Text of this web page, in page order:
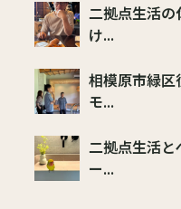
二拠点生活の
け...
相模原市緑
モ...
二拠点生活
ー...